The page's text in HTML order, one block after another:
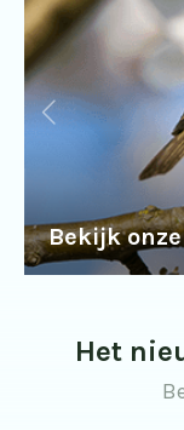
Bekijk
Het